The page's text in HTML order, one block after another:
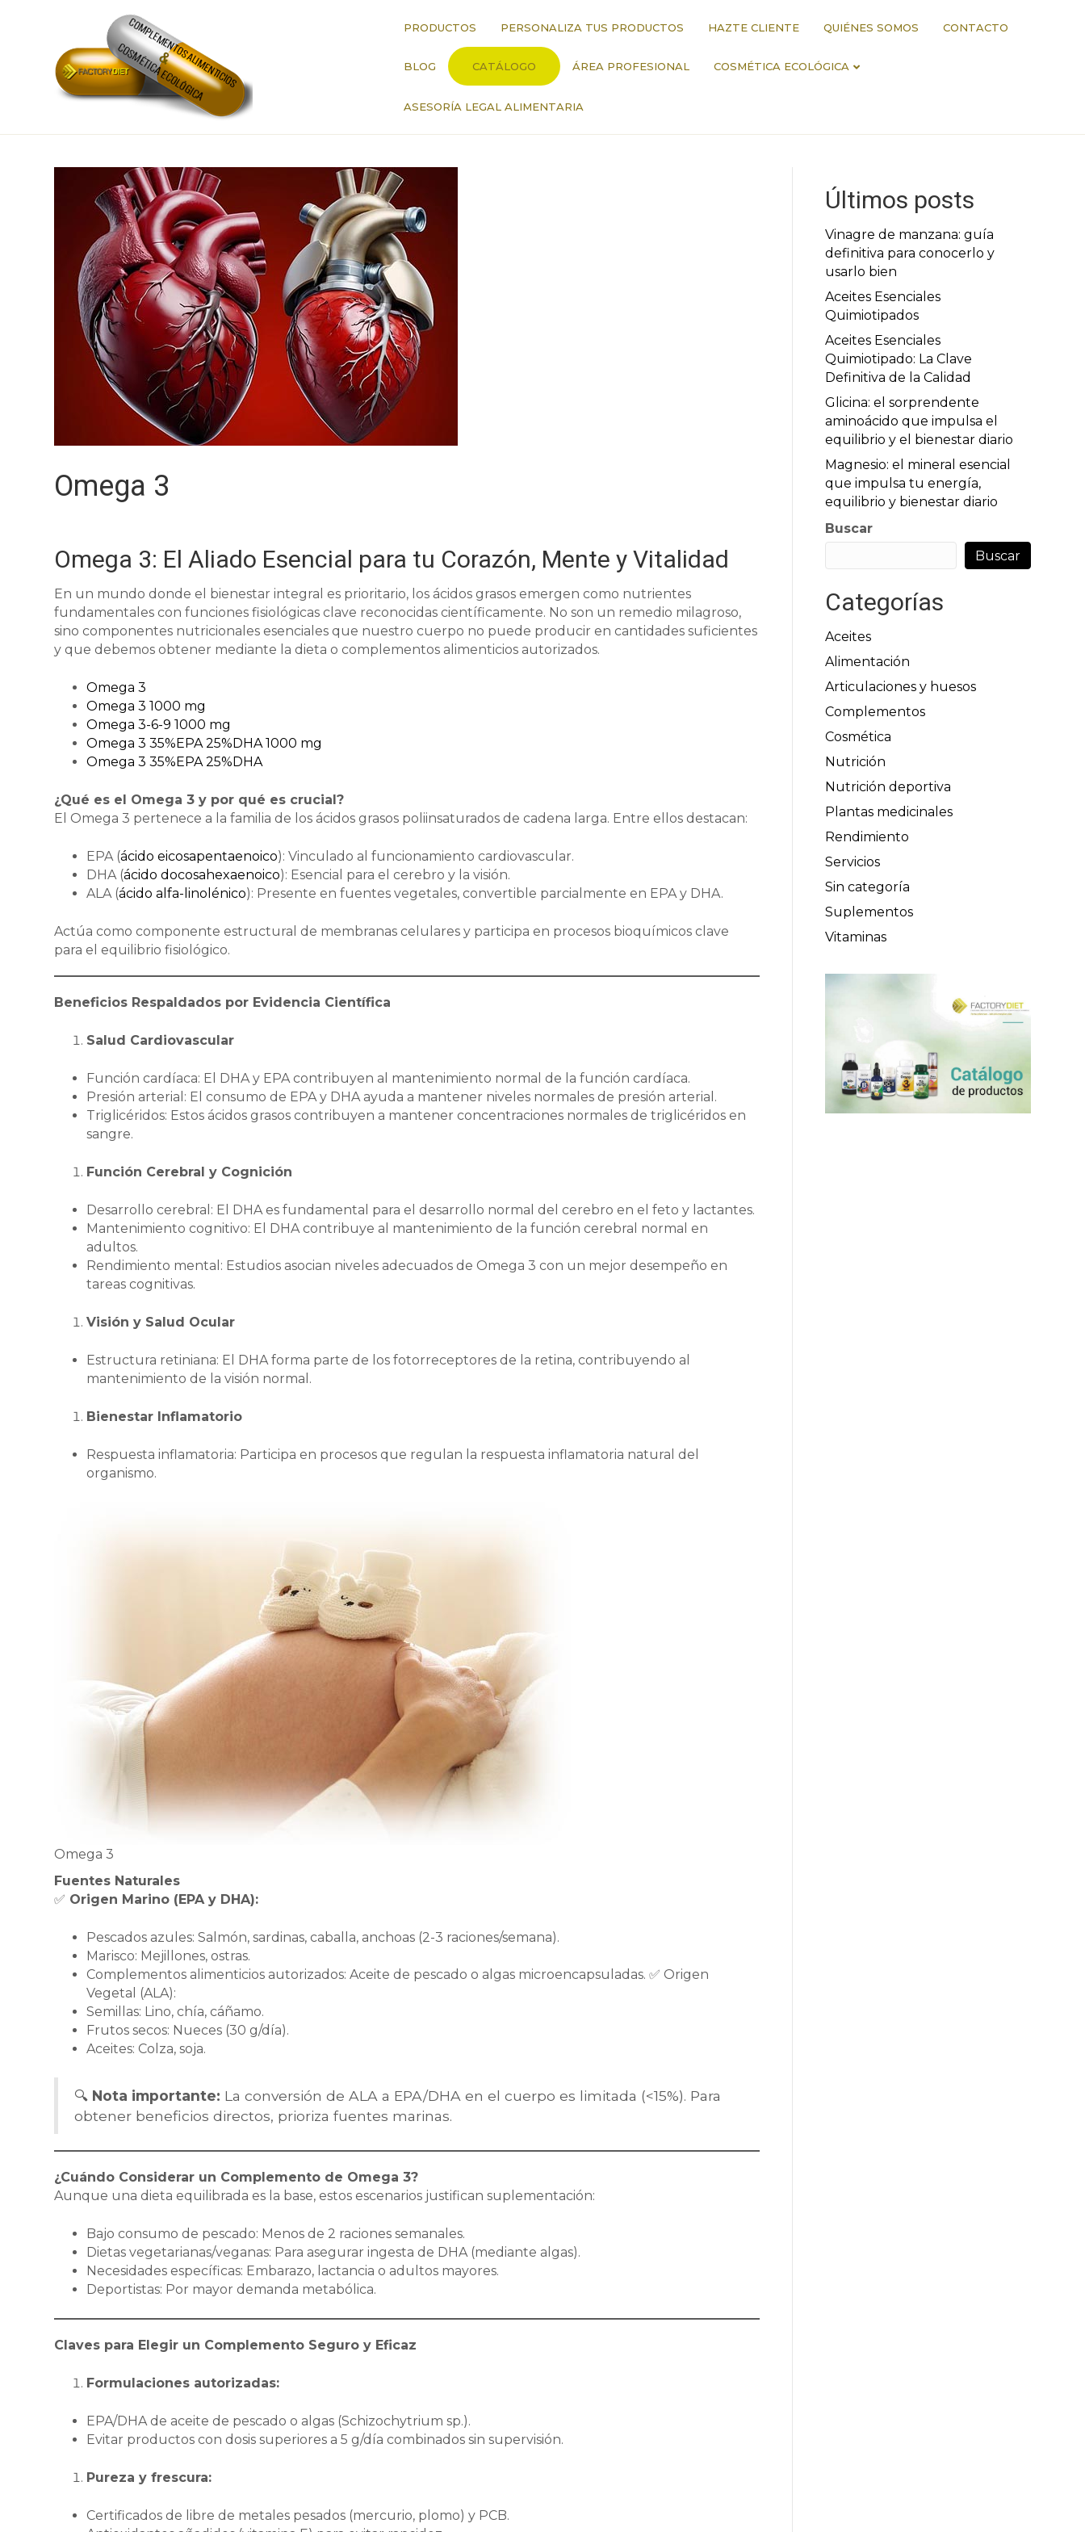
PRODUCTOS PERSONALIZA TUS PRODUCTOS HAZTE CLIENTE QUIÉNES SOMOS CONTACTO
BLOG CATÁLOGO ÁREA PROFESIONAL COSMÉTICA ECOLÓGICA
ASESORÍA LEGAL ALIMENTARIA
Omega 3
Omega 3: El Aliado Esencial para tu Corazón, Mente y Vitalidad
En un mundo donde el bienestar integral es prioritario, los ácidos grasos emergen como nutrientes
fundamentales con funciones fisiológicas clave reconocidas científicamente. No son un remedio milagroso,
sino componentes nutricionales esenciales que nuestro cuerpo no puede producir en cantidades suficientes
y que debemos obtener mediante la dieta o complementos alimenticios autorizados.
Omega 3
Omega 3 1000 mg
Omega 3-6-9 1000 mg
Omega 3 35%EPA 25%DHA 1000 mg
Omega 3 35%EPA 25%DHA
¿Qué es el Omega 3 y por qué es crucial?
El Omega 3 pertenece a la familia de los ácidos grasos poliinsaturados de cadena larga. Entre ellos destacan:
EPA (ácido eicosapentaenoico): Vinculado al funcionamiento cardiovascular.
DHA (ácido docosahexaenoico): Esencial para el cerebro y la visión.
ALA (ácido alfa-linolénico): Presente en fuentes vegetales, convertible parcialmente en EPA y DHA.
Actúa como componente estructural de membranas celulares y participa en procesos bioquímicos clave
para el equilibrio fisiológico.
Beneficios Respaldados por Evidencia Científica
Salud Cardiovascular
Función cardíaca: El DHA y EPA contribuyen al mantenimiento normal de la función cardíaca.
Presión arterial: El consumo de EPA y DHA ayuda a mantener niveles normales de presión arterial.
Triglicéridos: Estos ácidos grasos contribuyen a mantener concentraciones normales de triglicéridos en
sangre.
Función Cerebral y Cognición
Desarrollo cerebral: El DHA es fundamental para el desarrollo normal del cerebro en el feto y lactantes.
Mantenimiento cognitivo: El DHA contribuye al mantenimiento de la función cerebral normal en
adultos.
Rendimiento mental: Estudios asocian niveles adecuados de Omega 3 con un mejor desempeño en
tareas cognitivas.
Visión y Salud Ocular
Estructura retiniana: El DHA forma parte de los fotorreceptores de la retina, contribuyendo al
mantenimiento de la visión normal.
Bienestar Inflamatorio
Respuesta inflamatoria: Participa en procesos que regulan la respuesta inflamatoria natural del
organismo.
Omega 3
Fuentes Naturales
✅ Origen Marino (EPA y DHA):
Pescados azules: Salmón, sardinas, caballa, anchoas (2-3 raciones/semana).
Marisco: Mejillones, ostras.
Complementos alimenticios autorizados: Aceite de pescado o algas microencapsuladas. ✅ Origen
Vegetal (ALA):
Semillas: Lino, chía, cáñamo.
Frutos secos: Nueces (30 g/día).
Aceites: Colza, soja.
🔍 Nota importante: La conversión de ALA a EPA/DHA en el cuerpo es limitada (<15%). Para
obtener beneficios directos, prioriza fuentes marinas.
¿Cuándo Considerar un Complemento de Omega 3?
Aunque una dieta equilibrada es la base, estos escenarios justifican suplementación:
Bajo consumo de pescado: Menos de 2 raciones semanales.
Dietas vegetarianas/veganas: Para asegurar ingesta de DHA (mediante algas).
Necesidades específicas: Embarazo, lactancia o adultos mayores.
Deportistas: Por mayor demanda metabólica.
Claves para Elegir un Complemento Seguro y Eficaz
Formulaciones autorizadas:
EPA/DHA de aceite de pescado o algas (Schizochytrium sp.).
Evitar productos con dosis superiores a 5 g/día combinados sin supervisión.
Pureza y frescura:
Certificados de libre de metales pesados (mercurio, plomo) y PCB.
Últimos posts
Vinagre de manzana: guía
definitiva para conocerlo y
usarlo bien
Aceites Esenciales
Quimiotipados
Aceites Esenciales
Quimiotipado: La Clave
Definitiva de la Calidad
Glicina: el sorprendente
aminoácido que impulsa el
equilibrio y el bienestar diario
Magnesio: el mineral esencial
que impulsa tu energía,
equilibrio y bienestar diario
Buscar
Buscar
Categorías
Aceites
Alimentación
Articulaciones y huesos
Complementos
Cosmética
Nutrición
Nutrición deportiva
Plantas medicinales
Rendimiento
Servicios
Sin categoría
Suplementos
Vitaminas